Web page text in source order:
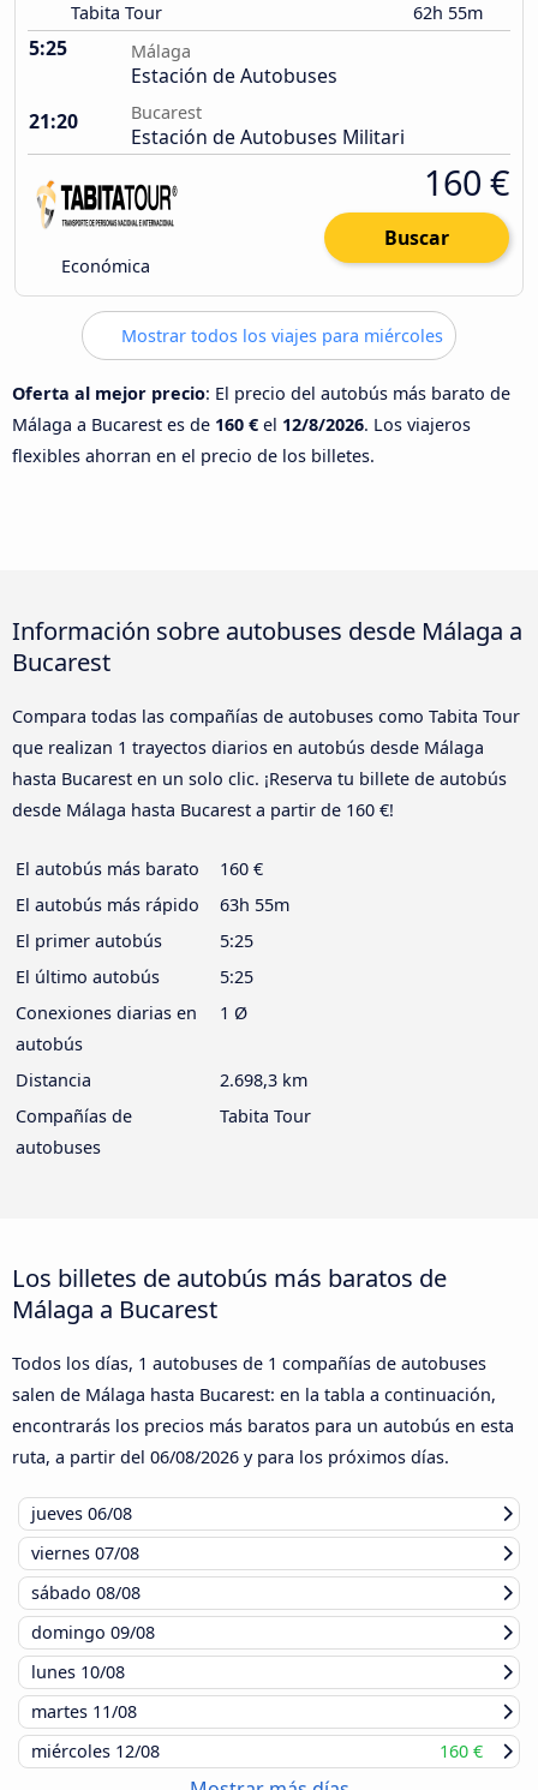
Tabita Tour 62h 55m
5:25 Málaga
Estación de Autobuses
21:20
Bucarest
Estación de Autobuses Militari
Económica
160 €
Buscar
Mostrar todos los viajes para miércoles
Oferta al mejor precio: El precio del autobús más barato de
Málaga a Bucarest es de 160 € el 12/8/2026. Los viajeros
flexibles ahorran en el precio de los billetes.
Información sobre autobuses desde Málaga a
Bucarest
Compara todas las compañías de autobuses como Tabita Tour
que realizan 1 trayectos diarios en autobús desde Málaga
hasta Bucarest en un solo clic. ¡Reserva tu billete de autobús
desde Málaga hasta Bucarest a partir de 160 €!
El autobús más barato
160 €
El autobús más rápido
63h 55m
El primer autobús
5:25
El último autobús
5:25
Conexiones diarias en
autobús
1 Ø
Distancia
2.698,3 km
Compañías de
autobuses
Tabita Tour
Los billetes de autobús más baratos de
Málaga a Bucarest
Todos los días, 1 autobuses de 1 compañías de autobuses
salen de Málaga hasta Bucarest: en la tabla a continuación,
encontrarás los precios más baratos para un autobús en esta
ruta, a partir del 06/08/2026 y para los próximos días.
jueves 06/08
viernes 07/08
sábado 08/08
domingo 09/08
lunes 10/08
martes 11/08
miércoles 12/08 160 €